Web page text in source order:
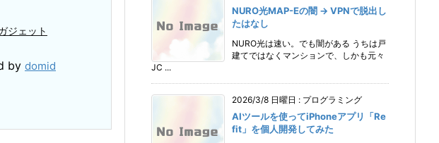
ジェット
by domid
NURO光MAP-Eの闇 → VPNで脱出し
たはなし
NURO光は速い。でも闇がある うちは戸
建てではなくマンションで、しかも元々
JC ...
2026/3/8 日曜日 : プログラミング
AIツールを使ってiPhoneアプリ「Re
fit」を個人開発してみた